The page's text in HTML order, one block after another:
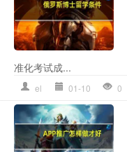
准化考试成...
el 01-10 0